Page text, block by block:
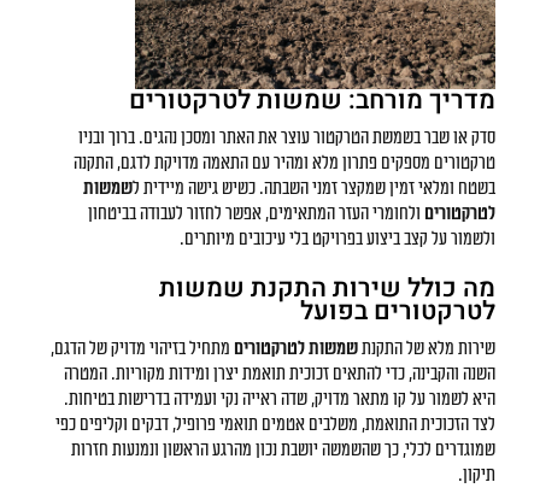
מדריך מורחב: שמשות לטרקטורים
סדק או שבר בשמשת הטרקטור עוצר את האתר ומסכן נהגים. ברוך ובניו
טרקטורים מספקים פתרון מלא ומהיר עם התאמה מדויקת לדגם, התקנה
בשטח ומלאי זמין שמקצר זמני השבתה. כשיש גישה מיידית לשמשות
לטרקטורים ולחומרי העזר המתאימים, אפשר לחזור לעבודה בביטחון
ולשמור על קצב ביצוע בפרויקט בלי עיכובים מיותרים.
מה כולל שירות התקנת שמשות
לטרקטורים בפועל
שירות מלא של התקנתשמשות לטרקטורים מתחיל בזיהוי מדויק של הדגם,
השנה והקבינה, כדי להתאים זכוכית תואמת יצרן ומידות מקוריות. המטרה
היא לשמור על קו מתאר מדויק, שדה ראייה נקי ועמידה בדרישות בטיחות.
לצד הזכוכית התואמת, משלבים אטמים תואמי פרופיל, דבקים וקליפים כפי
שמוגדרים לכלי, כך שהשמשה יושבת נכון מהרגע הראשון ונמנעות חזרות
תיקון.